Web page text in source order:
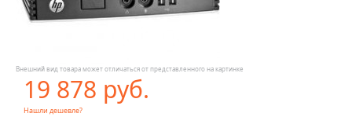
Внешний вид товара может отличаться от представленного на картинке
19 878 руб.
Нашли дешевле?